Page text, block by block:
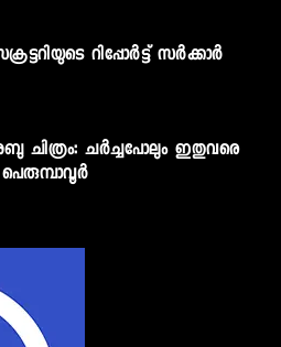
റിപ്പോര്‍ട്ട് സര്‍ക്കാര്‍
ചര്‍ച്ചപോലും ഇതുവരെ
പെരുമ്പാവൂര്‍